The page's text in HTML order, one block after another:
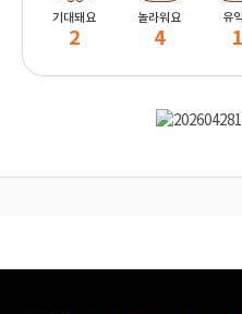
기대돼요
2
놀라워요
4
유